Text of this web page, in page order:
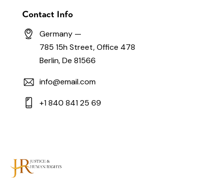
Contact Info
Germany —
785 15h Street, Office 478
Berlin, De 81566
info@email.com
+1 840 841 25 69